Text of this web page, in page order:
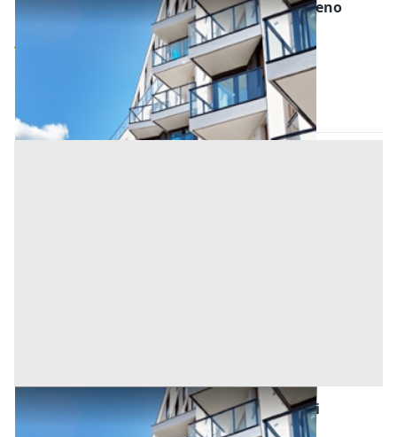
Asta Appartamento al piano terra con terreno
(Palermo)
41.137,47 €
0476d827
Asta Appartamento al primo piano privo di
ascensore